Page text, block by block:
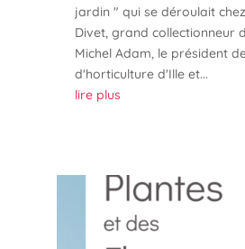
jardin " qui se déroulait
Divet, grand collectionneur
Michel Adam, le président
d'horticulture d'Ille et...
lire plus